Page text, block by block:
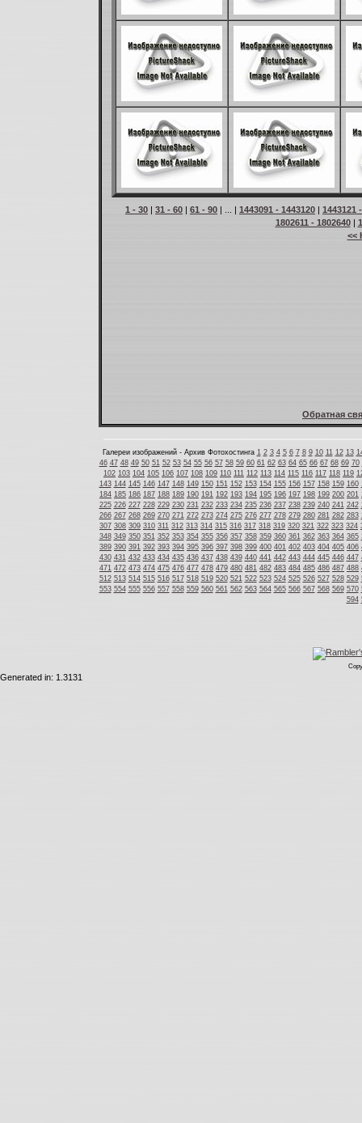
1 - 30 | 31 - 60 | 61 - 90 | ... | 1443091 - 1443120 | 1443121
1802611 - 1802640|
<<
Обратная
Галереи изображений - Архив Фотохостинга 1 2 3 4 5 6 7 8 9 10 11 12 13
46 47 48 49 50 51 52 53 54 55 56 57 58 59 60 61 62 63 64 65 66 67 68 69 70
102 103 104 105 106 107 108 109 110 111 112 113 114 115 116 117 118 119
143 144 145 146 147 148 149 150 151 152 153 154 155 156 157 158 159 160
184 185 186 187 188 189 190 191 192 193 194 195 196 197 198 199 200 201
225 226 227 228 229 230 231 232 233 234 235 236 237 238 239 240 241 242
266 267 268 269 270 271 272 273 274 275 276 277 278 279 280 281 282 283
307 308 309 310 311 312 313 314 315 316 317 318 319 320 321 322 323 324
348 349 350 351 352 353 354 355 356 357 358 359 360 361 362 363 364 365
389 390 391 392 393 394 395 396 397 398 399 400 401 402 403 404 405 406
430 431 432 433 434 435 436 437 438 439 440 441 442 443 444 445 446 447
471 472 473 474 475 476 477 478 479 480 481 482 483 484 485 486 487 488
512 513 514 515 516 517 518 519 520 521 522 523 524 525 526 527 528 529
553 554 555 556 557 558 559 560 561 562 563 564 565 566 567 568 569 570
594
Generated in: 1.3131